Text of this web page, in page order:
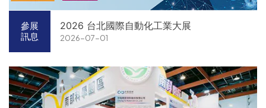
參展
訊息
2026 台北國際自動化工業大展
2026-07-01